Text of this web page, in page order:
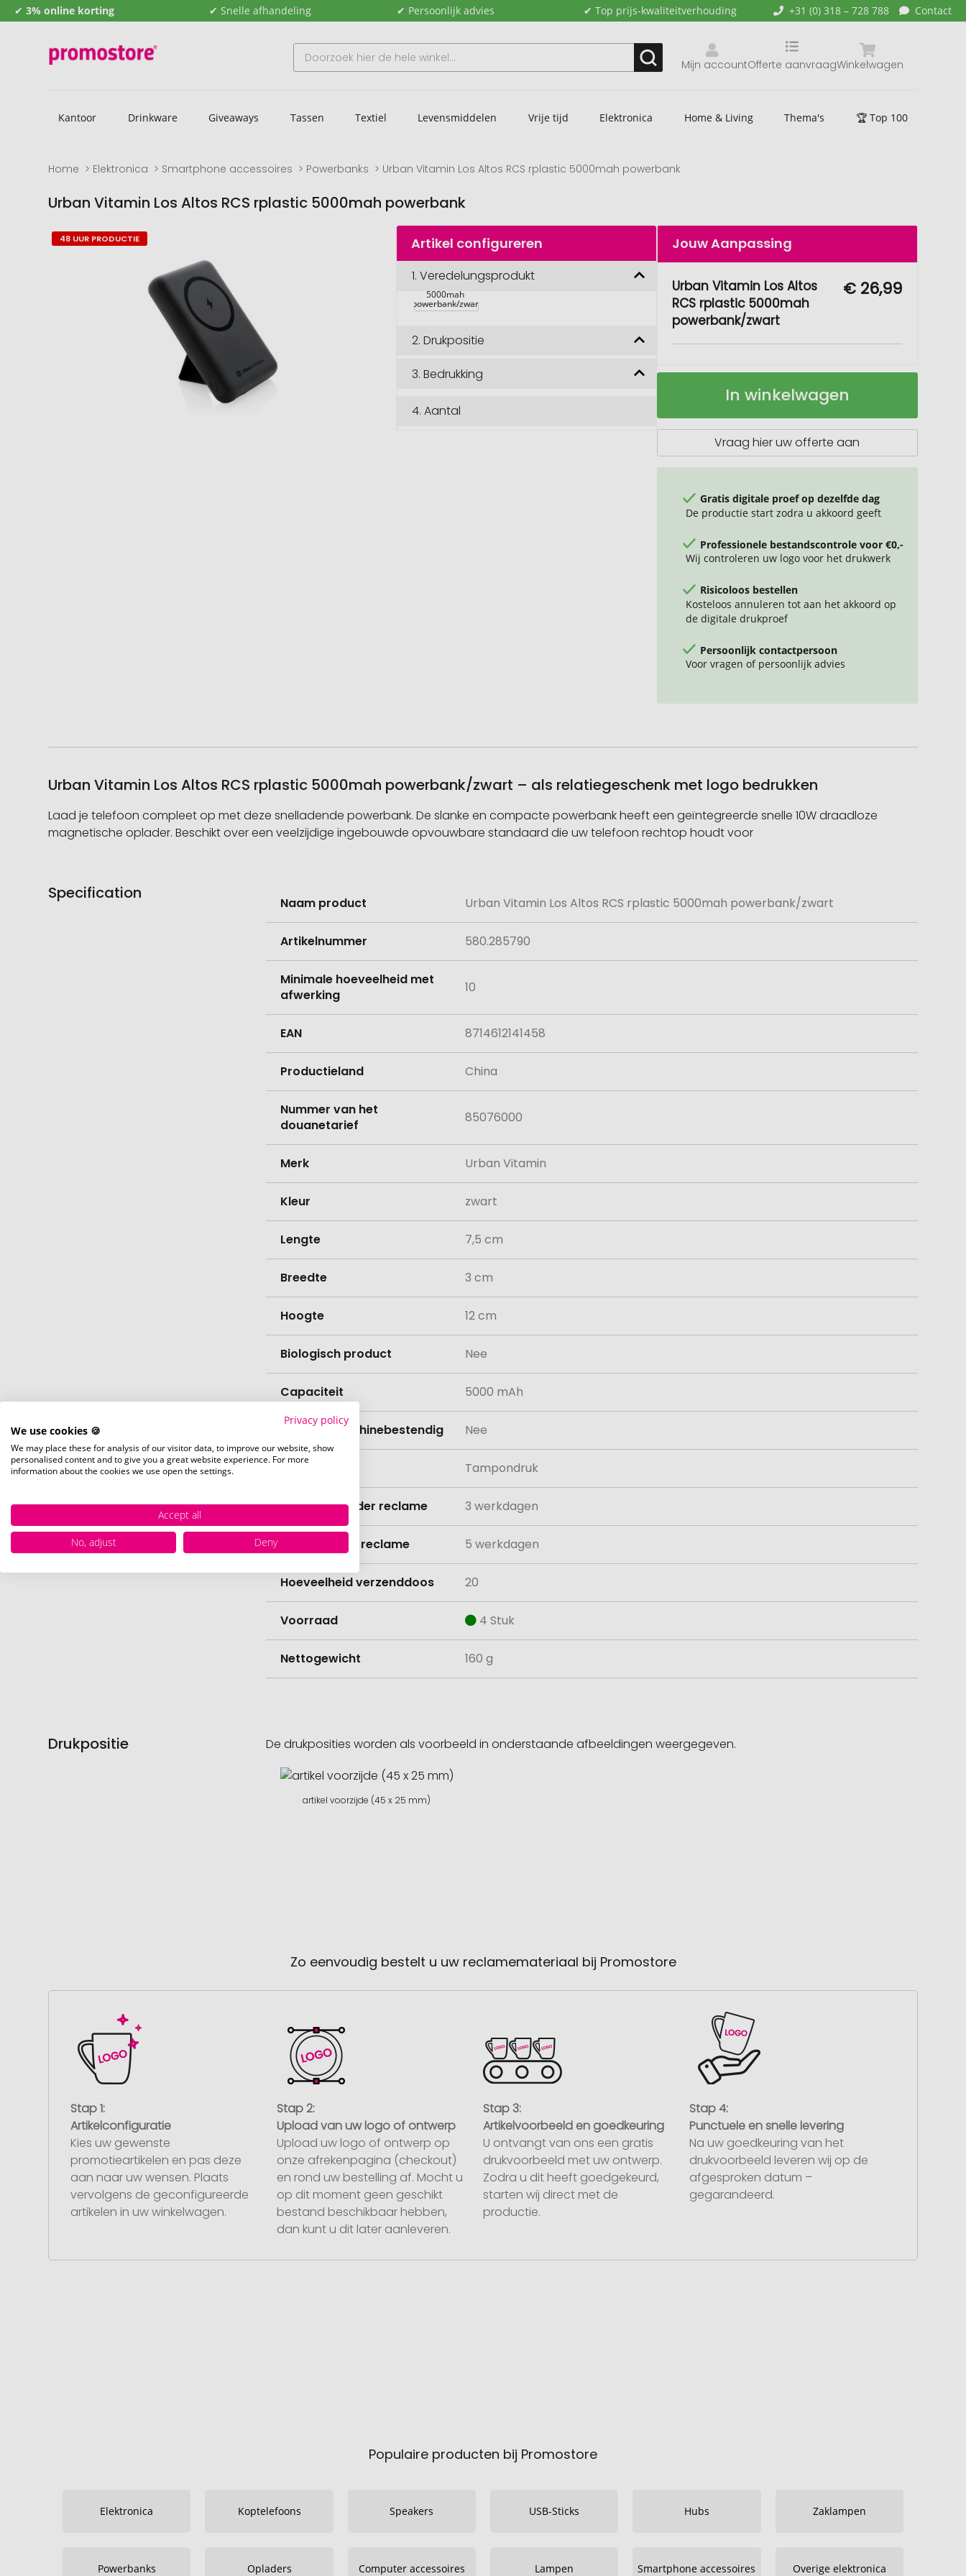
✔ 3% online korting ✔ Snelle afhandeling ✔ Persoonlijk advies ✔ Top prijs-kwaliteitverhouding +31 (0) 318 – 728 788 Contact
Mijn account Winkelwagen
Offerte aanvraag
Kantoor Drinkware Giveaways Tassen Textiel Levensmiddelen Vrije tijd Elektronica Home & Living Thema's 🏆 Top 100
Home Elektronica Smartphone accessoires Powerbanks Urban Vitamin Los Altos RCS rplastic 5000mah powerbank
Urban Vitamin Los Altos RCS rplastic 5000mah powerbank
Naar
het
Naar
het
48 UUR PRODUCTIE Artikel configureren
1.Veredelungsprodukt
Los Altos RCS
5000mah
powerbank/zwart
2.Drukpositie
3.Bedrukking
4.Aantal
Jouw Aanpassing
Urban Vitamin Los Altos
RCS rplastic 5000mah
powerbank/zwart
€ 26,99
Urban
Altos
Op
In winkelwagen
Vraag hier uw offerte aan
Gratis digitale proef op dezelfde dag
De productie start zodra u akkoord geeft
Professionele bestandscontrole voor €0,-
Wij controleren uw logo voor het drukwerk
Risicoloos bestellen
Kosteloos annuleren tot aan het akkoord op
de digitale drukproef
Persoonlijk contactpersoon
Voor vragen of persoonlijk advies
Urban Vitamin Los Altos RCS rplastic 5000mah powerbank/zwart – als relatiegeschenk met logo bedrukken
Laad je telefoon compleet op met deze snelladende powerbank. De slanke en compacte powerbank heeft een geïntegreerde snelle 10W draadloze
magnetische oplader. Beschikt over een veelzijdige ingebouwde opvouwbare standaard die uw telefoon rechtop houdt voor
Specification
informatie
Naam product Urban Vitamin Los Altos RCS rplastic 5000mah powerbank/zwart
Artikelnummer 580.285790
Minimale hoeveelheid met
afwerking
10
EAN 8714612141458
Productieland China
Nummer van het
douanetarief
85076000
Merk Urban Vitamin
Kleur zwart
Lengte 7,5 cm
Breedte 3 cm
Hoogte 12 cm
Biologisch product Nee
Capaciteit 5000 mAh
vaatwasmachinebestendig Nee
Verfijning Tampondruk
Levertijd zonder reclame 3 werkdagen
Levertijd met reclame 5 werkdagen
Hoeveelheid verzenddoos 20
Voorraad 4 Stuk
Nettogewicht 160 g
Drukpositie De drukposities worden als voorbeeld in onderstaande afbeeldingen weergegeven.
artikel voorzijde (45 x 25 mm)
Zo eenvoudig bestelt u uw reclamemateriaal bij Promostore
Stap 1:
Artikelconfiguratie
Kies uw gewenste
promotieartikelen en pas deze
aan naar uw wensen. Plaats
vervolgens de geconfigureerde
artikelen in uw winkelwagen.
Stap 2:
Upload van uw logo of ontwerp
Upload uw logo of ontwerp op
onze afrekenpagina (checkout)
en rond uw bestelling af. Mocht u
op dit moment geen geschikt
bestand beschikbaar hebben,
dan kunt u dit later aanleveren.
Stap 3:
Artikelvoorbeeld en goedkeuring
U ontvangt van ons een gratis
drukvoorbeeld met uw ontwerp.
Zodra u dit heeft goedgekeurd,
starten wij direct met de
productie.
Stap 4:
Punctuele en snelle levering
Na uw goedkeuring van het
drukvoorbeeld leveren wij op de
afgesproken datum –
gegarandeerd.
Populaire producten bij Promostore
Elektronica Koptelefoons Speakers USB-Sticks Hubs Zaklampen
Powerbanks Opladers Computer accessoires Lampen Smartphone accessoires Overige elektronica
Privacy policy
We use cookies 🍪
We may place these for analysis of our visitor data, to improve our website, show
personalised content and to give you a great website experience. For more
information about the cookies we use open the settings.
Accept all
No, adjust
Deny